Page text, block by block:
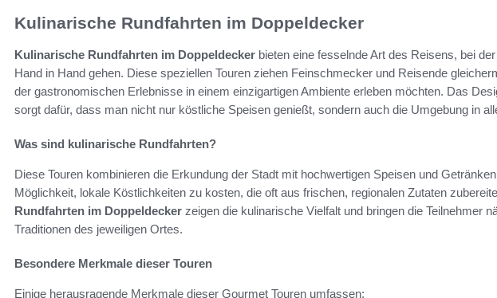
Kulinarische Rundfahrten im Doppeldecker
Kulinarische Rundfahrten im Doppeldecker bieten eine fesselnde Art des Reisens, bei
Hand in Hand gehen. Diese speziellen Touren ziehen Feinschmecker und Reisende
der gastronomischen Erlebnisse in einem einzigartigen Ambiente erleben möchten. Das
sorgt dafür, dass man nicht nur köstliche Speisen genießt, sondern auch die Umgebung in
Was sind kulinarische Rundfahrten?
Diese Touren kombinieren die Erkundung der Stadt mit hochwertigen Speisen und
Möglichkeit, lokale Köstlichkeiten zu kosten, die oft aus frischen, regionalen Zutaten
Rundfahrten im Doppeldecker zeigen die kulinarische Vielfalt und bringen die Teilnehmer
Traditionen des jeweiligen Ortes.
Besondere Merkmale dieser Touren
Einige herausragende Merkmale dieser Gourmet Touren umfassen: